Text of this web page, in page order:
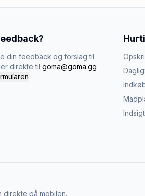
din feedback og forslag til
direkte til goma@goma.gg
direkte på mobilen.